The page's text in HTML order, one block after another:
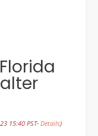
15:40 PST-Details)